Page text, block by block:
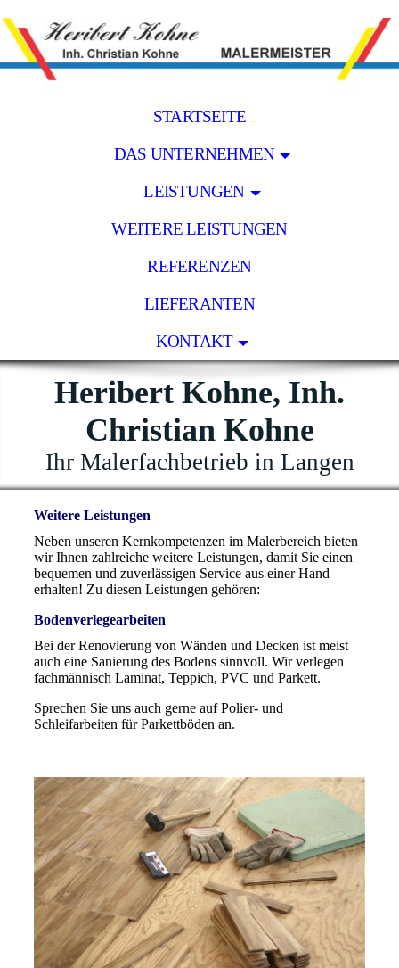
STARTSEITE
DAS UNTERNEHMEN
LEISTUNGEN
WEITERE LEISTUNGEN
REFERENZEN
LIEFERANTEN
KONTAKT
Heribert Kohne, Inh.
Christian Kohne
Ihr Malerfachbetrieb in Langen
Weitere Leistungen
Neben unseren Kernkompetenzen im Malerbereich bieten
wir Ihnen zahlreiche weitere Leistungen, damit Sie einen
bequemen und zuverlässigen Service aus einer Hand
erhalten! Zu diesen Leistungen gehören:
Bodenverlegearbeiten
Bei der Renovierung von Wänden und Decken ist meist
auch eine Sanierung des Bodens sinnvoll. Wir verlegen
fachmännisch Laminat, Teppich, PVC und Parkett.
Sprechen Sie uns auch gerne auf Polier- und
Schleifarbeiten für Parkettböden an.